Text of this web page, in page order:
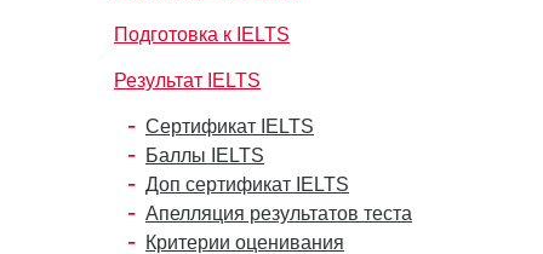
Подготовка к IELTS
Результат IELTS
Сертификат IELTS
Баллы IELTS
Доп сертификат IELTS
Апелляция результатов теста
Критерии оценивания